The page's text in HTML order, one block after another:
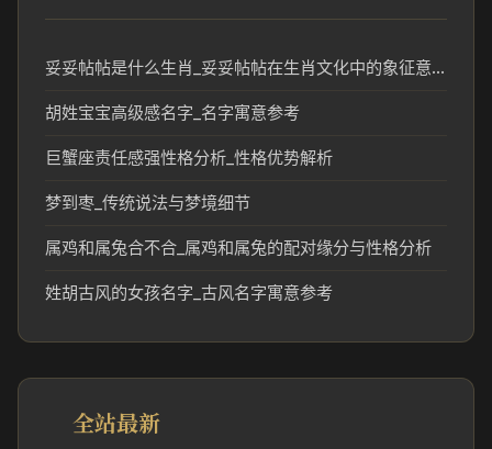
妥妥帖帖是什么生肖_妥妥帖帖在生肖文化中的象征意义
胡姓宝宝高级感名字_名字寓意参考
巨蟹座责任感强性格分析_性格优势解析
梦到枣_传统说法与梦境细节
属鸡和属兔合不合_属鸡和属兔的配对缘分与性格分析
姓胡古风的女孩名字_古风名字寓意参考
全站最新